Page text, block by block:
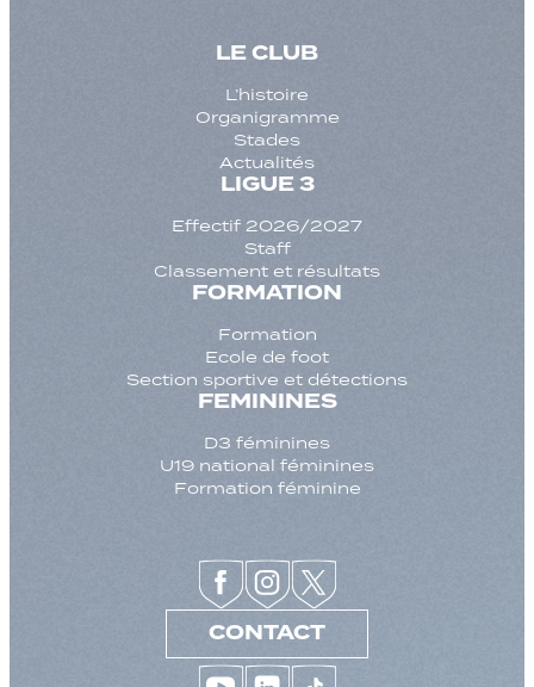
LE CLUB
L’histoire
Organigramme
Stades
Actualités
LIGUE 3
Effectif 2026/2027
Staff
Classement et résultats
FORMATION
Formation
Ecole de foot
Section sportive et détections
FEMININES
D3 féminines
U19 national féminines
Formation féminine
CONTACT